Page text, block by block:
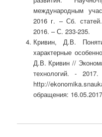
международным
2016 г. – Сб.
2016. – С. 233-235.
Кривин, Д.В.
характерные
Д.В. Кривин //
технологий. -
http://
обращения: